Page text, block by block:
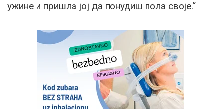
ужине и пришла јој да понудиш пола своје.“